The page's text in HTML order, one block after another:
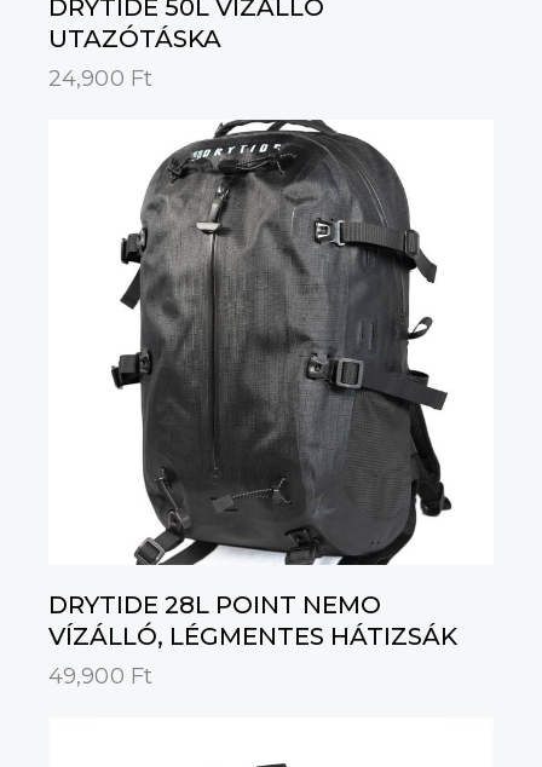
DRYTIDE 50L VÍZÁLLÓ
UTAZÓTÁSKA
24,900 Ft
DRYTIDE 28L POINT NEMO
VÍZÁLLÓ, LÉGMENTES HÁTIZSÁK
49,900 Ft